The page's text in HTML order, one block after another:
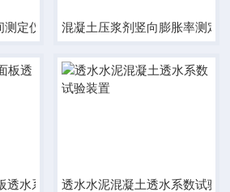
定仪 混凝土压浆剂竖向膨胀率测定
透水系数装置透水水泥混凝土透水系数试验